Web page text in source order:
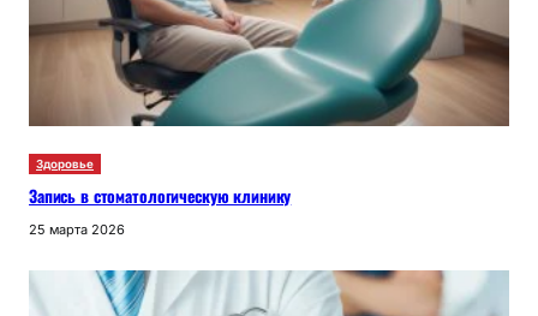
Здоровье
Запись в стоматологическую клинику
25 марта 2026